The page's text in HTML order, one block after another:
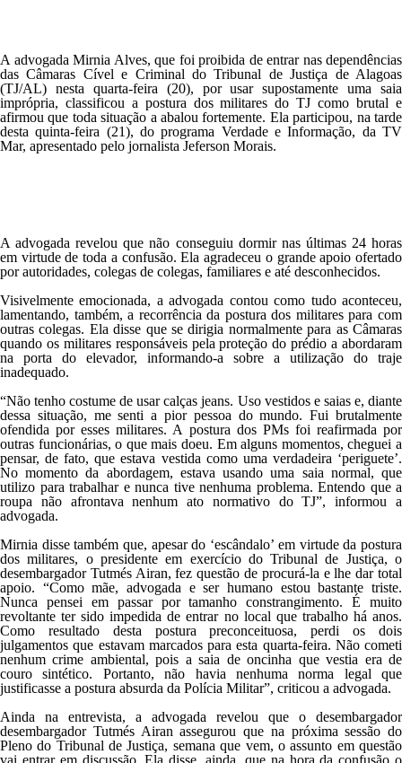
A advogada Mirnia Alves, que foi proibida de entrar nas dependências
das Câmaras Cível e Criminal do Tribunal de Justiça de Alagoas
(TJ/AL) nesta quarta-feira (20), por usar supostamente uma saia
imprópria, classificou a postura dos militares do TJ como brutal e
afirmou que toda situação a abalou fortemente. Ela participou, na tarde
desta quinta-feira (21), do programa Verdade e Informação, da TV
Mar, apresentado pelo jornalista Jeferson Morais.
A advogada revelou que não conseguiu dormir nas últimas 24 horas
em virtude de toda a confusão. Ela agradeceu o grande apoio ofertado
por autoridades, colegas de colegas, familiares e até desconhecidos.
Visivelmente emocionada, a advogada contou como tudo aconteceu,
lamentando, também, a recorrência da postura dos militares para com
outras colegas. Ela disse que se dirigia normalmente para as Câmaras
quando os militares responsáveis pela proteção do prédio a abordaram
na porta do elevador, informando-a sobre a utilização do traje
inadequado.
“Não tenho costume de usar calças jeans. Uso vestidos e saias e, diante
dessa situação, me senti a pior pessoa do mundo. Fui brutalmente
ofendida por esses militares. A postura dos PMs foi reafirmada por
outras funcionárias, o que mais doeu. Em alguns momentos, cheguei a
pensar, de fato, que estava vestida como uma verdadeira ‘periguete’.
No momento da abordagem, estava usando uma saia normal, que
utilizo para trabalhar e nunca tive nenhuma problema. Entendo que a
roupa não afrontava nenhum ato normativo do TJ”, informou a
advogada.
Mirnia disse também que, apesar do ‘escândalo’ em virtude da postura
dos militares, o presidente em exercício do Tribunal de Justiça, o
desembargador Tutmés Airan, fez questão de procurá-la e lhe dar total
apoio. “Como mãe, advogada e ser humano estou bastante triste.
Nunca pensei em passar por tamanho constrangimento. É muito
revoltante ter sido impedida de entrar no local que trabalho há anos.
Como resultado desta postura preconceituosa, perdi os dois
julgamentos que estavam marcados para esta quarta-feira. Não cometi
nenhum crime ambiental, pois a saia de oncinha que vestia era de
couro sintético. Portanto, não havia nenhuma norma legal que
justificasse a postura absurda da Polícia Militar”, criticou a advogada.
Ainda na entrevista, a advogada revelou que o desembargador
desembargador Tutmés Airan assegurou que na próxima sessão do
Pleno do Tribunal de Justiça, semana que vem, o assunto em questão
vai entrar em discussão. Ela disse, ainda, que na hora da confusão o